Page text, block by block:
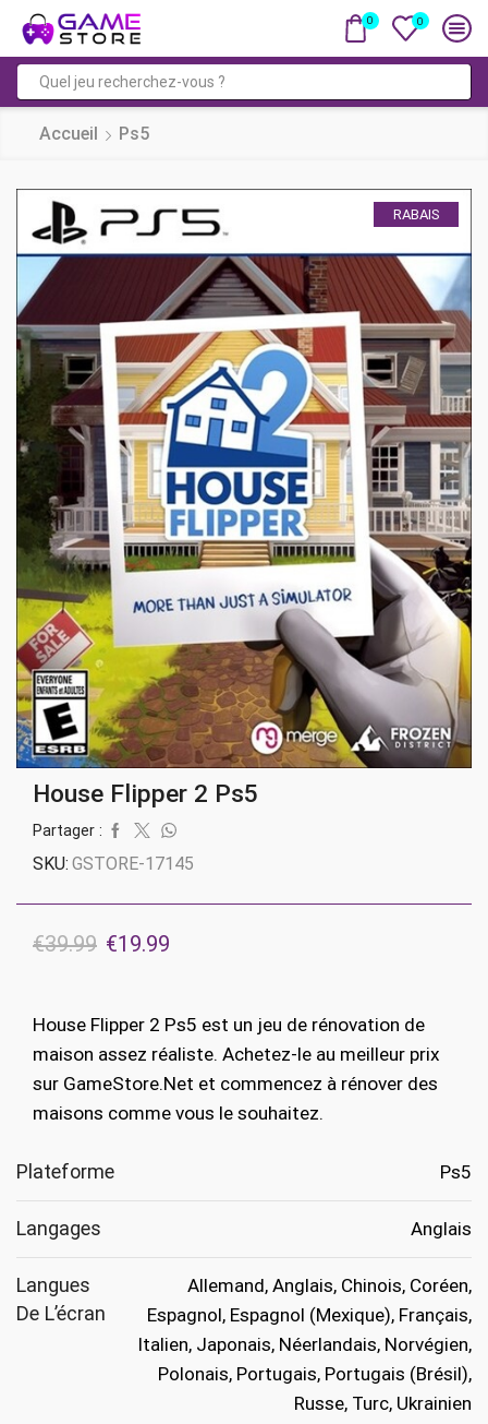
0 0
de
Accueil Ps5
RABAIS
House Flipper 2 Ps5
Partager :
SKU: GSTORE-17145
€39.99 Le
initial
était :
€39.99.
€19.99
actuel
est :
€19.99.
House Flipper 2 Ps5 est un jeu de rénovation de
maison assez réaliste. Achetez-le au meilleur prix
sur GameStore.Net et commencez à rénover des
maisons comme vous le souhaitez.
Plateforme Ps5
Langages Anglais
Langues
De L’écran
Allemand, Anglais, Chinois, Coréen,
Espagnol, Espagnol (Mexique), Français,
Italien, Japonais, Néerlandais, Norvégien,
Polonais, Portugais, Portugais (Brésil),
Russe, Turc, Ukrainien